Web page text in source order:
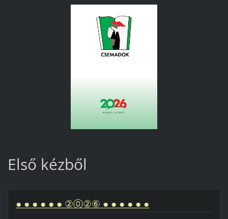
Első kézből
● ● ● ● ● ● ②⓪②⑥ ● ● ● ● ● ●